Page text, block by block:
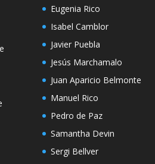
Eugenia Rico
Isabel Camblor
Javier Puebla
Jesús Marchamalo
Juan Aparicio Belmonte
Manuel Rico
Pedro de Paz
Samantha Devin
Sergi Bellver